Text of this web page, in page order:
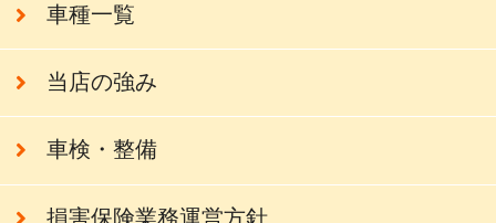
車種一覧
当店の強み
車検・整備
損害保険業務運営方針